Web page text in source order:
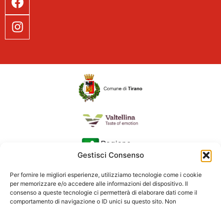
Gestisci Consenso
Per fornire le migliori esperienze, utilizziamo tecnologie come i cookie
per memorizzare e/o accedere alle informazioni del dispositivo. Il
consenso a queste tecnologie ci permetterà di elaborare dati come il
comportamento di navigazione o ID unici su questo sito. Non